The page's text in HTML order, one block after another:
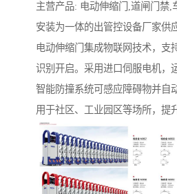
主营产品: 电动伸缩门,道闸门禁,
安装为一体的出管控设备厂家供
电动伸缩门集成物联网技术，支
识别开启。采用进口伺服电机，
智能防撞系统可感应障碍物并自
用于社区、工业园区等场所，提